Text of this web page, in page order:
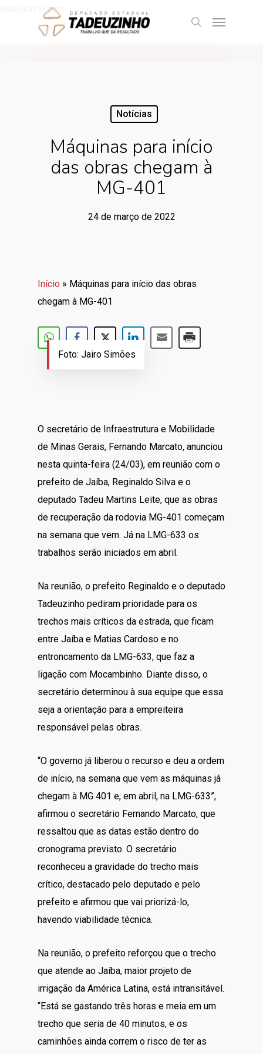
tadeuzinho.com
Notícias
Máquinas para início
das obras chegam à
MG-401
24 de março de 2022
Início » Máquinas para início das obras
chegam à MG-401
Foto: Jairo Simões
O secretário de Infraestrutura e Mobilidade
de Minas Gerais, Fernando Marcato, anunciou
nesta quinta-feira (24/03), em reunião com o
prefeito de Jaíba, Reginaldo Silva e o
deputado Tadeu Martins Leite, que as obras
de recuperação da rodovia MG-401 começam
na semana que vem. Já na LMG-633 os
trabalhos serão iniciados em abril.
Na reunião, o prefeito Reginaldo e o deputado
Tadeuzinho pediram prioridade para os
trechos mais críticos da estrada, que ficam
entre Jaíba e Matias Cardoso e no
entroncamento da LMG-633, que faz a
ligação com Mocambinho. Diante disso, o
secretário determinou à sua equipe que essa
seja a orientação para a empreiteira
responsável pelas obras.
“O governo já liberou o recurso e deu a ordem
de início, na semana que vem as máquinas já
chegam à MG 401 e, em abril, na LMG-633”,
afirmou o secretário Fernando Marcato, que
ressaltou que as datas estão dentro do
cronograma previsto. O secretário
reconheceu a gravidade do trecho mais
crítico, destacado pelo deputado e pelo
prefeito e afirmou que vai priorizá-lo,
havendo viabilidade técnica.
Na reunião, o prefeito reforçou que o trecho
que atende ao Jaíba, maior projeto de
irrigação da América Latina, está intransitável.
“Está se gastando três horas e meia em um
trecho que seria de 40 minutos, e os
caminhões ainda correm o risco de ter as